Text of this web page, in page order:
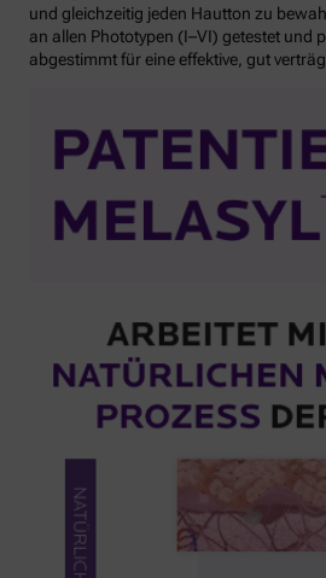
und gleichzeitig jeden Hautton zu
an allen Phototypen (I–VI) getestet und
abgestimmt für eine effektive, gut